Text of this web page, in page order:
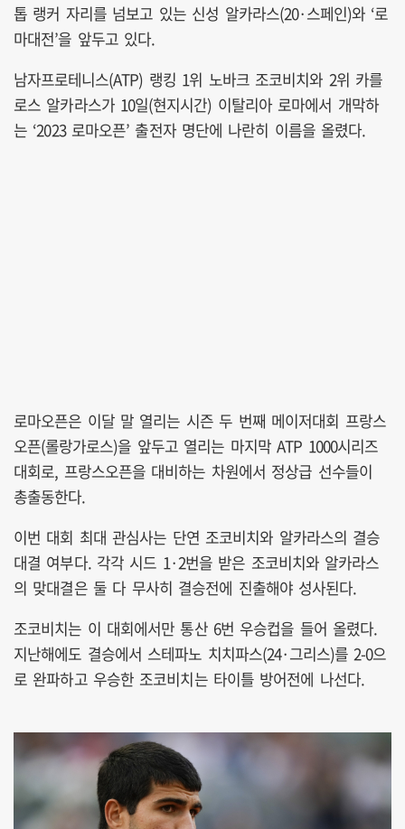
톱 랭커 자리를 넘보고 있는 신성 알카라스(20·스페인)와 ‘로
마대전’을 앞두고 있다.
남자프로테니스(ATP) 랭킹 1위 노바크 조코비치와 2위 카를
로스 알카라스가 10일(현지시간) 이탈리아 로마에서 개막하
는 ‘2023 로마오픈’ 출전자 명단에 나란히 이름을 올렸다.
로마오픈은 이달 말 열리는 시즌 두 번째 메이저대회 프랑스
오픈(롤랑가로스)을 앞두고 열리는 마지막 ATP 1000시리즈
대회로, 프랑스오픈을 대비하는 차원에서 정상급 선수들이
총출동한다.
이번 대회 최대 관심사는 단연 조코비치와 알카라스의 결승
대결 여부다. 각각 시드 1·2번을 받은 조코비치와 알카라스
의 맞대결은 둘 다 무사히 결승전에 진출해야 성사된다.
조코비치는 이 대회에서만 통산 6번 우승컵을 들어 올렸다.
지난해에도 결승에서 스테파노 치치파스(24·그리스)를 2-0으
로 완파하고 우승한 조코비치는 타이틀 방어전에 나선다.